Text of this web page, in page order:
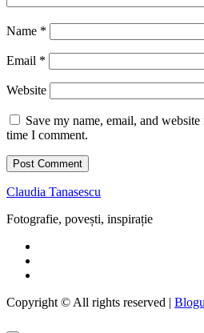
Name *
Email *
Website
Save my name, email, and
time I comment.
Claudia Tanasescu
Fotografie, povești, inspirație
Copyright © All rights reserved |